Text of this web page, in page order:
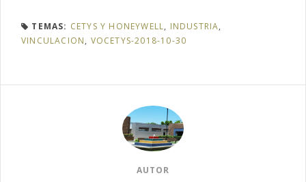
TEMAS: CETYS Y HONEYWELL, INDUSTRIA,
VINCULACION, VOCETYS-2018-10-30
AUTOR